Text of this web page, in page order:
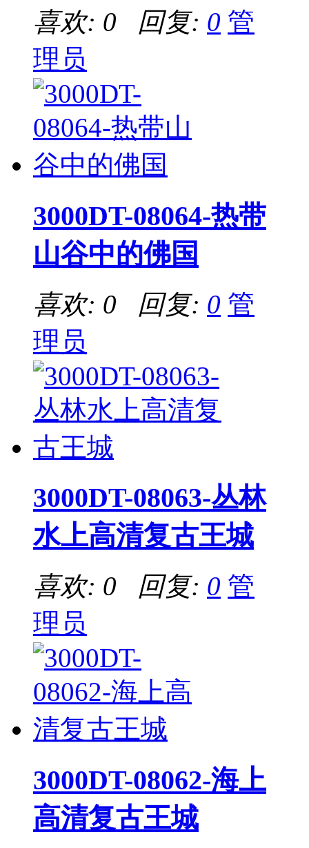
喜欢: 0 回复: 0 管
理员
3000DT-08064-热带
山谷中的佛国
喜欢: 0 回复: 0 管
理员
3000DT-08063-丛林
水上高清复古王城
喜欢: 0 回复: 0 管
理员
3000DT-08062-海上
高清复古王城